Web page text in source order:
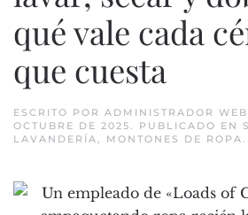
qué vale cada
que cuesta
ESCRITO POR ADMINISTRADOR WEB
OCTUBRE DE 2025
. PUBLICADO EN
LAVANDERÍA
MONTONES DE ROPA